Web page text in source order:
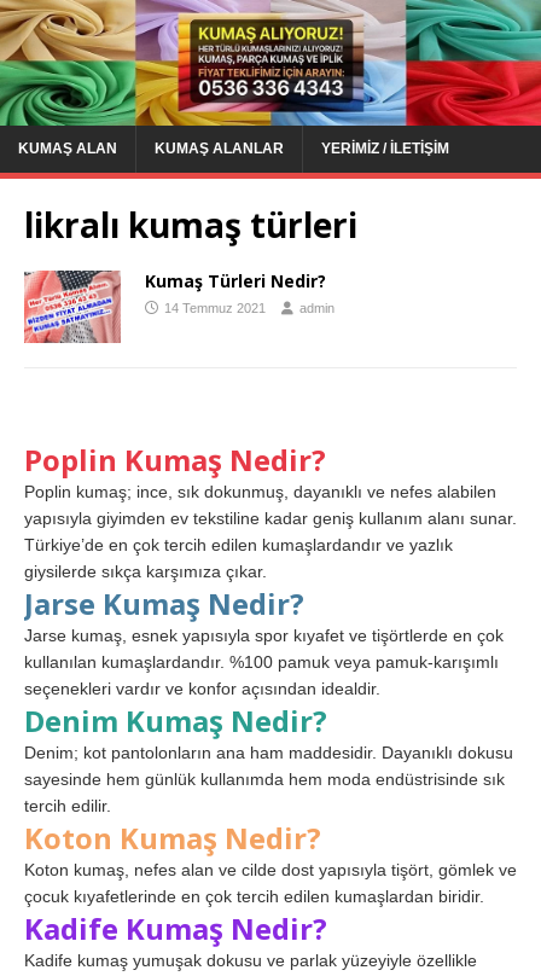
KUMAŞ ALAN KUMAŞ ALANLAR YERIMIZ / İLETIŞIM
likralı kumaş türleri
Kumaş Türleri Nedir?
14 Temmuz 2021 admin
Poplin Kumaş Nedir?
Poplin kumaş; ince, sık dokunmuş, dayanıklı ve nefes alabilen
yapısıyla giyimden ev tekstiline kadar geniş kullanım alanı sunar.
Türkiye’de en çok tercih edilen kumaşlardandır ve yazlık
giysilerde sıkça karşımıza çıkar.
Jarse Kumaş Nedir?
Jarse kumaş, esnek yapısıyla spor kıyafet ve tişörtlerde en çok
kullanılan kumaşlardandır. %100 pamuk veya pamuk-karışımlı
seçenekleri vardır ve konfor açısından idealdir.
Denim Kumaş Nedir?
Denim; kot pantolonların ana ham maddesidir. Dayanıklı dokusu
sayesinde hem günlük kullanımda hem moda endüstrisinde sık
tercih edilir.
Koton Kumaş Nedir?
Koton kumaş, nefes alan ve cilde dost yapısıyla tişört, gömlek ve
çocuk kıyafetlerinde en çok tercih edilen kumaşlardan biridir.
Kadife Kumaş Nedir?
Kadife kumaş yumuşak dokusu ve parlak yüzeyiyle özellikle